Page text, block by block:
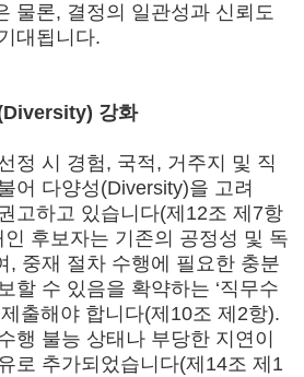
물론, 결정의 일관성과 신뢰도
대됩니다.
강화
정 시 경험, 국적, 거주지 및 직
어 다양성(Diversity)을 고려
고하고 있습니다(제12조 제7항
후보자는 기존의 공정성 및 독
, 중재 절차 수행에 필요한 충분
할 수 있음을 확약하는 ‘직무수
출해야 합니다(제10조 제2항).
행 불능 상태나 부당한 지연이
로 추가되었습니다(제14조 제1